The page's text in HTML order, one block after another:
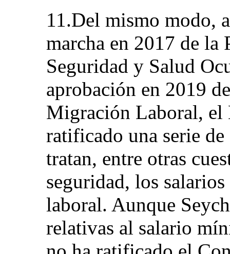
11.Del mismo modo,
marcha en 2017 de
Seguridad y Salud
aprobación en 2019
Migración Laboral, el
ratificado una serie
tratan, entre otras
seguridad, los
laboral. Aunque
relativas al salario